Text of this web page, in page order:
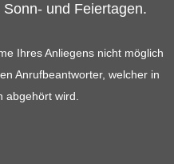
und Feiertagen.
Ihres Anliegens nicht möglich
Anrufbeantworter, welcher in
abgehört wird.